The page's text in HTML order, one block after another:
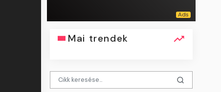
Mai trendek